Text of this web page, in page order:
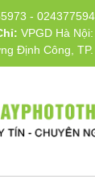
-
VPGD Hà
Định Công, TP.